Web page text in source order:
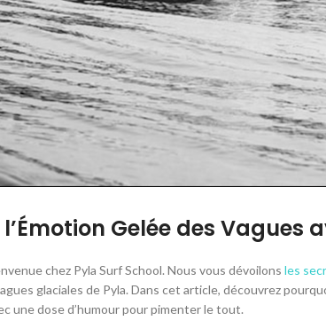
Gelée des Vagues
chez Pyla Surf School. Nous vous dévoilons les
glaciales de Pyla. Dans cet article, découvrez
une dose d’humour pour pimenter le tout.